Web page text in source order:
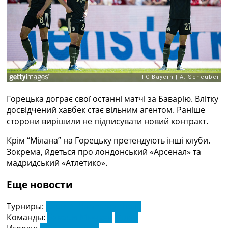
Рейтинг ФІФА
Телепрограма
RU
UA
Categories
Новини футболу
Відео
Новини футболу України
Футбольні трансфери
Останні коментарі
Конкурс прогнозів
Логін
Рейтінги
Правила
Колективний прогноз
Турніри
Чемпіонат Світу
Горецька дограє свої останні матчі за Баварію. Влітку
досвідчений хавбек стає вільним агентом. Раніше
сторони вирішили не підписувати новий контракт.
Крім “Мілана” на Горецьку претендують інші клуби.
Зокрема, йдеться про лондонський «Арсенал» та
мадридський «Атлетико».
Еще новости
Турниры:
Команды: